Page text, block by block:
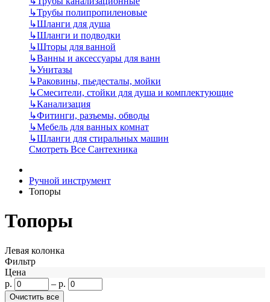
↳Трубы полипропиленовые
↳Шланги для душа
↳Шланги и подводки
↳Шторы для ванной
↳Ванны и аксессуары для ванн
↳Унитазы
↳Раковины, пьедесталы, мойки
↳Смесители, стойки для душа и комплектующие
↳Канализация
↳Фитинги, разъемы, обводы
↳Мебель для ванных комнат
↳Шланги для стиральных машин
Смотреть Все Сантехника
Ручной инструмент
Топоры
Топоры
Левая колонка
Фильтр
Цена
р.
– р.